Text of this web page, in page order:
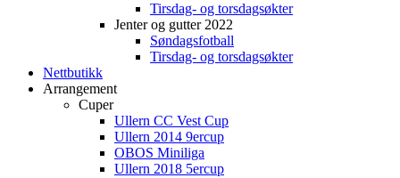
Tirsdag- og torsdagsøkter
Jenter og gutter 2022
Søndagsfotball
Tirsdag- og torsdagsøkter
Nettbutikk
Arrangement
Cuper
Ullern CC Vest Cup
Ullern 2014 9ercup
OBOS Miniliga
Ullern 2018 5ercup